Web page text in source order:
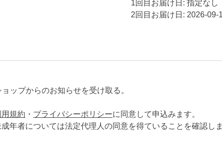
1回目お届け日: 指定なし
2回目お届け日: 2026-09-
ョップからのお知らせを受け取る。
規約 ・ プライバシーポリシーに同意して申込みます。
成年者については法定代理人の同意を得ていることを確認しま